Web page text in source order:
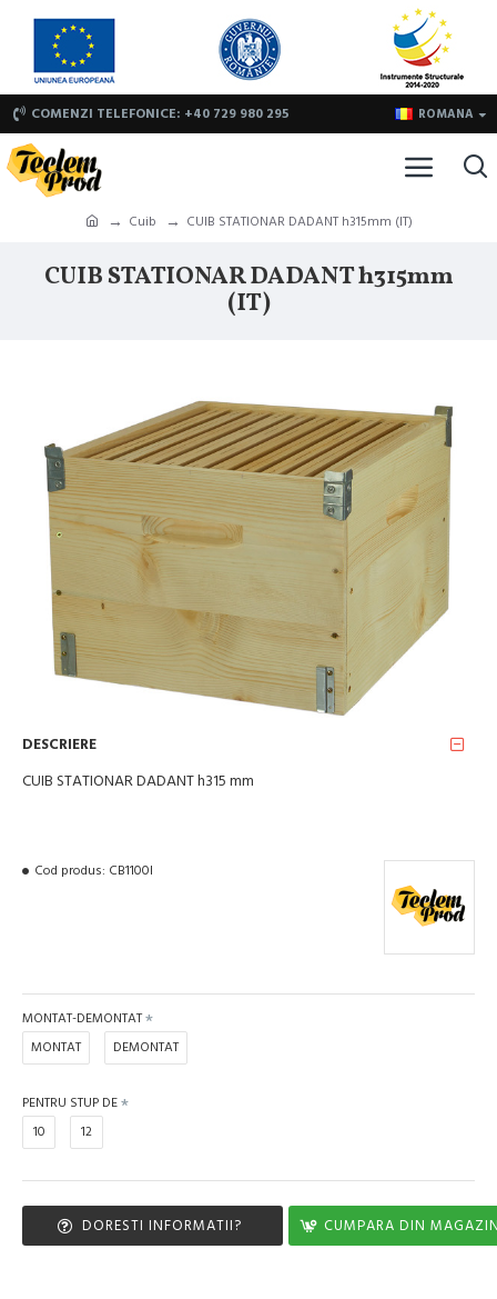
COMENZI TELEFONICE: +40 729 980 295 ROMANA
Cuib CUIB STATIONAR DADANT h315mm (IT)
CUIB STATIONAR DADANT h315mm
(IT)
DESCRIERE
CUIB STATIONAR DADANT h315 mm
Cod produs: CB1100I
MONTAT-DEMONTAT
MONTAT
DEMONTAT
PENTRU STUP DE
10
12
DORESTI INFORMATII? CUMPARA DIN